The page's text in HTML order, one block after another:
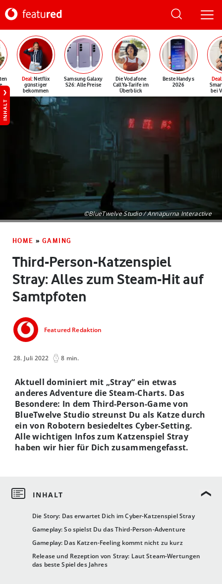
Deal: Netflix
günstiger
bekommen
Samsung Galaxy
S26: Alle Preise
Die Vodafone
CallYa-Tarife im
Überblick
Beste Handys
2026
Deal
bei
INHALT
©BlueTwelve Studio / Annapurna Interactive
HOME » GAMING
Third-Person-Katzenspiel
Stray: Alles zum Steam-Hit auf
Samtpfoten
Featured Redaktion
28. Juli 2022 8 min.
Die Story: Das erwartet Dich im Cyber-Katzenspiel Stray
Gameplay: So spielst Du das Third-Person-Adventure
Gameplay: Das Katzen-Feeling kommt nicht zu kurz
Release und Rezeption von Stray: Laut Steam-Wertungen
das beste Spiel des Jahres
Aktuell dominiert mit „Stray“ ein etwas
anderes Adventure die Steam-Charts. Das
Besondere: In dem Third-Person-Game von
BlueTwelve Studio streunst Du als Katze durch
ein von Robotern besiedeltes Cyber-Setting.
Alle wichtigen Infos zum Katzenspiel Stray
haben wir hier für Dich zusammengefasst.